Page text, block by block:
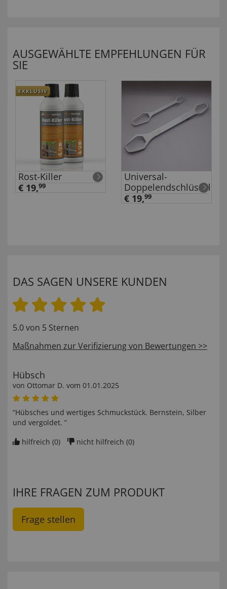
AUSGEWÄHLTE EMPFEHLUNGEN FÜR
SIE
EXKLUSIV
Rost-Killer
€ 19,99
Universal-
Doppelendschlüssel
€ 19,99
DAS SAGEN UNSERE KUNDEN
5.0 von 5 Sternen
Maßnahmen zur Verifizierung von Bewertungen >>
Hübsch
von Ottomar D. vom 01.01.2025
“Hübsches und wertiges Schmuckstück. Bernstein, Silber
und vergoldet. ”
hilfreich (0) nicht hilfreich (0)
IHRE FRAGEN ZUM PRODUKT
Frage stellen